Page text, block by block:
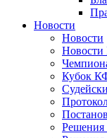
Новости
Новости
Кубок